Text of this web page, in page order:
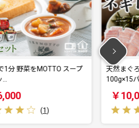
1分 野菜をMOTTO スープ
(1)
天然まぐ
100g×15
￥